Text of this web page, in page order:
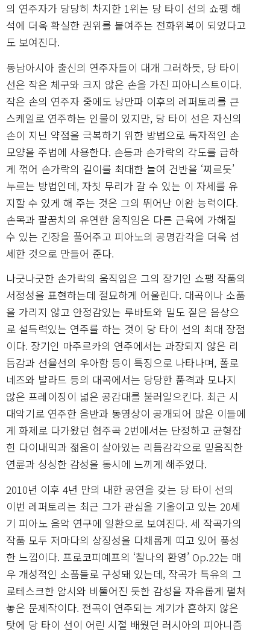
의 연주자가 당당히 차지한 1위는 당 타이 선의 쇼팽 해
석에 더욱 확실한 권위를 붙여주는 전화위복이 되었다고
도 보여진다.
동남아시아 출신의 연주자들이 대개 그러하듯, 당 타이
선은 작은 체구와 크지 않은 손을 가진 피아니스트이다.
작은 손의 연주자 중에도 낭만파 이후의 레퍼토리를 큰
스케일로 연주하는 인물이 있지만, 당 타이 선은 자신의
손이 지닌 약점을 극복하기 위한 방법으로 독자적인 손
모양을 주법에 사용한다. 손등과 손가락의 각도를 급하
게 꺾어 손가락의 길이를 최대한 늘여 건반을 ‘찌르듯’
누르는 방법인데, 자칫 무리가 갈 수 있는 이 자세를 유
지할 수 있게 해 주는 것은 그의 뛰어난 이완 능력이다.
손목과 팔꿈치의 유연한 움직임은 다른 근육에 가해질
수 있는 긴장을 풀어주고 피아노의 공명감각을 더욱 섬
세한 것으로 만들어 준다.
나긋나긋한 손가락의 움직임은 그의 장기인 쇼팽 작품의
서정성을 표현하는데 절묘하게 어울린다. 대곡이나 소품
을 가리지 않고 안정감있는 루바토와 밀도 짙은 음상으
로 설득력있는 연주를 하는 것이 당 타이 선의 최대 장점
이다. 장기인 마주르카의 연주에서는 과장되지 않은 리
듬감과 선율선의 우아함 등이 특징으로 나타나며, 폴로
네즈와 발라드 등의 대곡에서는 당당한 품격과 모나지
않은 프레이징이 넓은 공감대를 불러일으킨다. 최근 시
대악기로 연주한 음반과 동영상이 공개되어 많은 이들에
게 화제로 다가왔던 협주곡 2번에서는 단정하고 균형잡
힌 다이내믹과 젊음이 살아있는 리듬감각으로 믿음직한
연륜과 싱싱한 감성을 동시에 느끼게 해주었다.
2010년 이후 4년 만의 내한 공연을 갖는 당 타이 선의
이번 레퍼토리는 최근 그가 관심을 기울이고 있는 20세
기 피아노 음악 연구에 일환으로 보여진다. 세 작곡가의
작품 모두 저마다의 상징성을 다채롭게 띠고 있어 풍성
한 느낌이다. 프로코피예프의 ‘찰나의 환영’ Op.22는 매
우 개성적인 소품들로 구성돼 있는데, 작곡가 특유의 그
로테스크한 암시와 비뚤어진 듯한 감성을 자유롭게 펼쳐
놓은 문제작이다. 전곡이 연주되는 계기가 흔하지 않은
탓에 당 타이 선이 어린 시절 배웠던 러시아의 피아니즘